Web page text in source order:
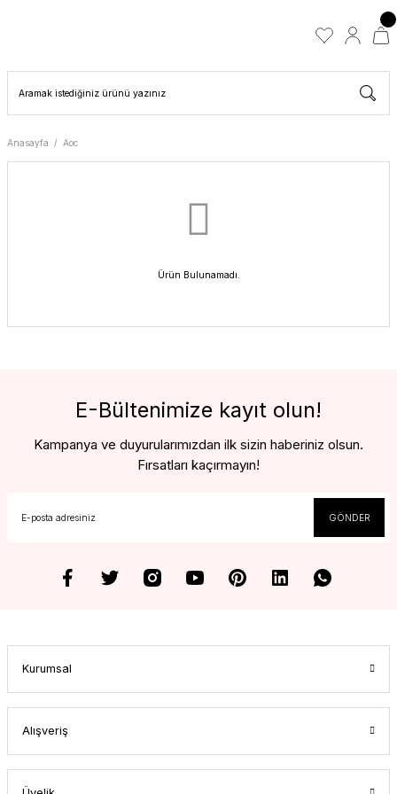
Anasayfa Aoc
Ürün Bulunamadı.
E-Bültenimize kayıt olun!
Kampanya ve duyurularımızdan ilk sizin haberiniz olsun.
Fırsatları kaçırmayın!
GÖNDER
Kurumsal
Alışveriş